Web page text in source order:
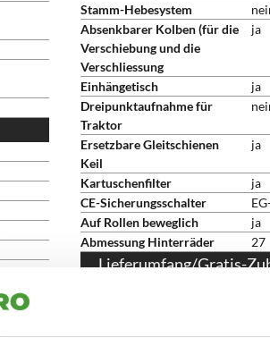
Stamm-Hebesystem
Absenkbarer Kolben (für die
Verschiebung und die
Verschliessung
ja
Einhängetisch
ja
Dreipunktaufnahme für
Traktor
Ersetzbare Gleitschienen
Keil
ja
Kartuschenfilter
ja
CE-Sicherungsschalter
Auf Rollen beweglich
ja
Abmessung Hinterräder
27
Lieferumfang/Gratis-